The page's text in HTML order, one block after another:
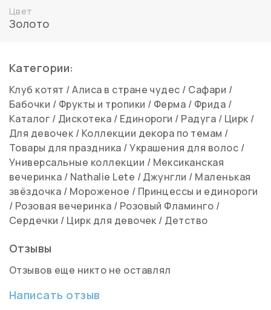
Цвет
Золото
Категории:
Клуб котят /Алиса в стране чудес / Сафари /
Бабочки / Фрукты и тропики / Ферма / Фрида /
Каталог / Дискотека / Единороги / Радуга / Цирк /
Для девочек / Коллекции декора по темам /
Товары для праздника /Украшения для волос /
Универсальные коллекции / Мексиканская
вечеринка / Nathalie Lete /Джунгли / Маленькая
звёздочка / Мороженое / Принцессы и единороги
/ Розовая вечеринка / Розовый Фламинго /
Сердечки / Цирк для девочек / Детство
Отзывы
Отзывов еще никто не оставлял
Написать отзыв